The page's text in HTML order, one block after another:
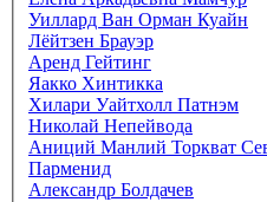
Уиллард Ван Орман Куайн
Лёйтзен Брауэр
Аренд Гейтинг
Яакко Хинтикка
Хилари Уайтхолл Патнэм
Николай Непейвода
Аниций Манлий Торкват
Парменид
Александр Болдачев